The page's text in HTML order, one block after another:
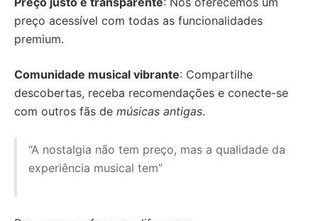
preço acessível com todas as funcionalidades
premium.
Comunidade musical vibrante: Compartilhe
descobertas, receba recomendações e conecte-se
com outros fãs de músicas antigas.
“A nostalgia não tem preço, mas a qualidade da
experiência musical tem”